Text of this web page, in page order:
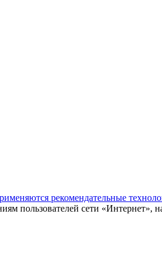
рекомендательные
пользователей сети «Интернет»,